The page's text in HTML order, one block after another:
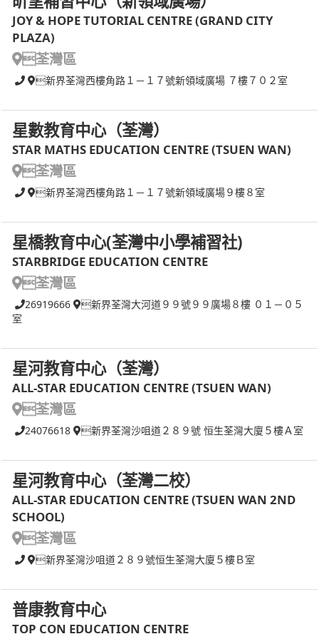
JOY & HOPE TUTORIAL CENTRE (GRAND CITY
PLAZA)
荃灣區
新界荃灣西樓角路１－１７號新領域廣場 ７樓７０２室
星數教育中心（荃灣）
STAR MATHS EDUCATION CENTRE (TSUEN WAN)
荃灣區
新界荃灣西樓角路１－１７號新領域廣場９樓８室
星橋教育中心(荃灣中小學補習社)
STARBRIDGE EDUCATION CENTRE
荃灣區
26919666
新界荃灣大河道９９號９９廣場８樓 ０１－０５
室
星河教育中心（荃灣）
ALL-STAR EDUCATION CENTRE (TSUEN WAN)
荃灣區
24076618 新界荃灣沙咀道２８９號 恒生荃灣大廈５樓Ａ室
星河教育中心（荃灣二校）
ALL-STAR EDUCATION CENTRE (TSUEN WAN 2ND
SCHOOL)
荃灣區
新界荃灣沙咀道２８９號恒生荃灣大廈５樓Ｂ室
普康教育中心
TOP CON EDUCATION CENTRE